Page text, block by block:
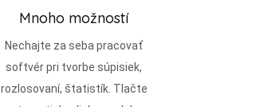
Mnoho možností
Nechajte za seba pracovať
softvér pri tvorbe súpisiek,
rozlosovaní, štatistík. Tlačte